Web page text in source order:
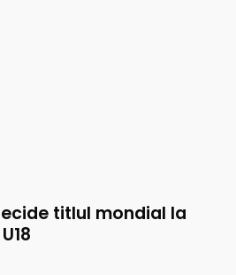
titlul mondial la